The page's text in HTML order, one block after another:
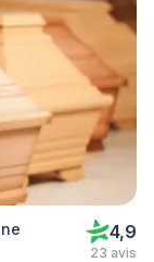
4,9
23 avis